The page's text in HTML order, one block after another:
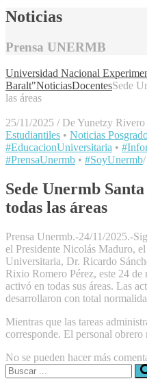
Noticias
Prensa UNERMB
Universidad Nacional
Baralt"NoticiasDocentesSede
las áreas
25/11/2025 / De Yunetzy Rivero
Estudiantiles • Noticias
#EducacionUniversitaria •
#PrensaUnermb • #SoyUnermb/
Sede Unermb
todas las áreas
Prensa Unermb.-24/11/2025.-
el Presidente Nicolás Maduro,
Universitaria, Dr. Ricardo
Rixio Romero Pérez, este 24 de
activó en todas sus áreas. Las
desarrollaron con total
Mientras que las tareas
corresponde. El personal obrero
No se pueden hacer más
Buscar: